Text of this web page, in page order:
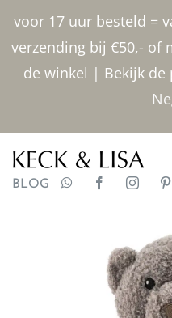
voor 17 uur besteld =
verzending bij €50,- of
de winkel | Bekijk
inhoud
BLOG